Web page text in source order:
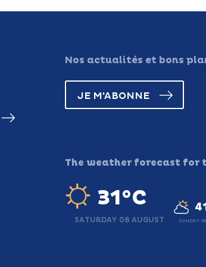
Nos actualités et bons
JE M'ABONNE
The weather forecast for
31°C
SATURDAY 08 AUGUST SUNDAY